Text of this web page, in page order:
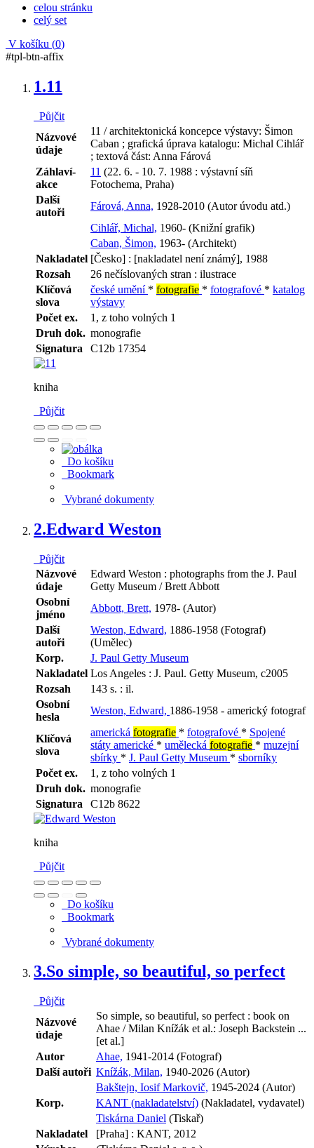
celou stránku
celý set
V košíku (0)
#tpl-btn-affix
1.11
Půjčit
Názvové
údaje
11 / architektonická koncepce výstavy: Šimon
Caban ; grafická úprava katalogu: Michal Cihlář
; textová část: Anna Fárová
Záhlaví-
akce
11 (22. 6. - 10. 7. 1988 : výstavní síň
Fotochema, Praha)
Další
autoři
Fárová, Anna, 1928-2010 (Autor úvodu atd.)
Cihlář, Michal, 1960- (Knižní grafik)
Caban, Šimon, 1963- (Architekt)
Nakladatel [Česko] : [nakladatel není známý], 1988
Rozsah
26 nečíslovaných stran : ilustrace
Klíčová
slova
české umění * fotografie * fotografové * katalog
výstavy
Počet ex.
1, z toho volných 1
Druh dok. monografie
Signatura
C12b 17354
kniha
Půjčit
Do košíku
Bookmark
Vybrané dokumenty
2.Edward Weston
Půjčit
Názvové
údaje
Edward Weston : photographs from the J. Paul
Getty Museum / Brett Abbott
Osobní
jméno
Abbott, Brett, 1978- (Autor)
Další
autoři
Weston, Edward, 1886-1958 (Fotograf)
(Umělec)
Korp.
J. Paul Getty Museum
Nakladatel Los Angeles : J. Paul. Getty Museum, c2005
Rozsah
143 s. : il.
Osobní
hesla
Weston, Edward, 1886-1958 - americký fotograf
Klíčová
slova
americká fotografie * fotografové * Spojené
státy americké * umělecká fotografie * muzejní
sbírky * J. Paul Getty Museum * sborníky
Počet ex.
1, z toho volných 1
Druh dok. monografie
Signatura
C12b 8622
kniha
Půjčit
Do košíku
Bookmark
Vybrané dokumenty
3.So simple, so beautiful, so perfect
Půjčit
Názvové
údaje
So simple, so beautiful, so perfect : book on
Ahae / Milan Knížák et al.: Joseph Backstein ...
[et al.]
Autor
Ahae, 1941-2014 (Fotograf)
Další autoři Knížák, Milan, 1940-2026 (Autor)
Bakštejn, Iosif Markovič, 1945-2024 (Autor)
Korp.
KANT (nakladatelství) (Nakladatel, vydavatel)
Tiskárna Daniel (Tiskař)
Nakladatel
[Praha] : KANT, 2012